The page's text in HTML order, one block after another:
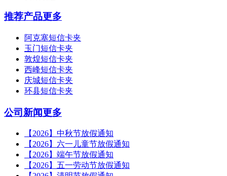
推荐产品更多
阿克塞短信卡夹
玉门短信卡夹
敦煌短信卡夹
西峰短信卡夹
庆城短信卡夹
环县短信卡夹
公司新闻更多
【2026】中秋节放假通知
【2026】六一儿童节放假通知
【2026】端午节放假通知
【2026】五一劳动节放假通知